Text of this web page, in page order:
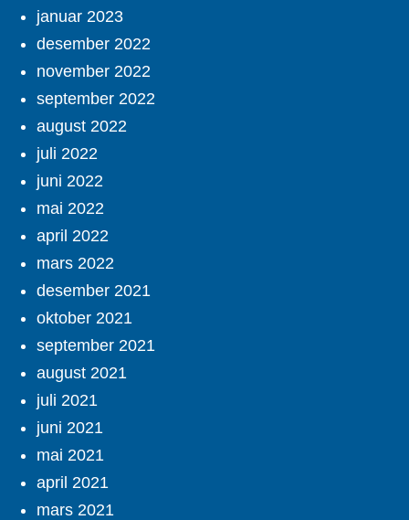
januar 2023
desember 2022
november 2022
september 2022
august 2022
juli 2022
juni 2022
mai 2022
april 2022
mars 2022
desember 2021
oktober 2021
september 2021
august 2021
juli 2021
juni 2021
mai 2021
april 2021
mars 2021